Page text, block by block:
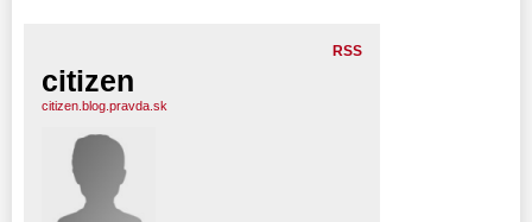
RSS
citizen
citizen.blog.pravda.sk